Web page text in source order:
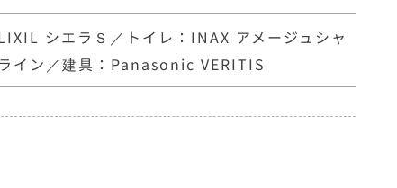
シエラＳ／トイレ：INAX アメージュシャ
イン／建具：Panasonic VERITIS